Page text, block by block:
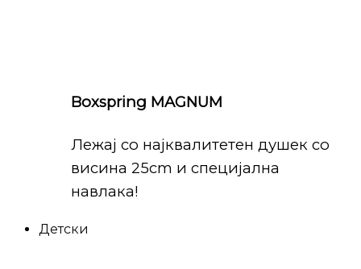
Boxspring MAGNUM
Лежај со најквалитетен душек со
висина 25cm и специјална
навлака!
Детски